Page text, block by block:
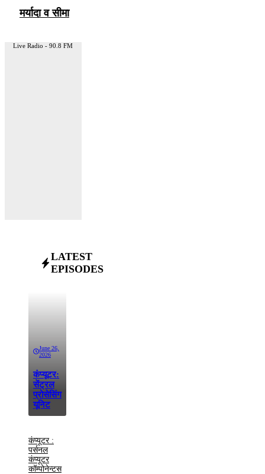
मर्यादा व सीमा
Live Radio - 90.8 FM
LATEST
EPISODES
June 26,
2026
कंप्यूटर:
सेंट्रल
प्रोसेसिंग
यूनिट
कंप्यूटर :
पर्सनल
कंप्यूटर
कॉम्पोनेन्टस